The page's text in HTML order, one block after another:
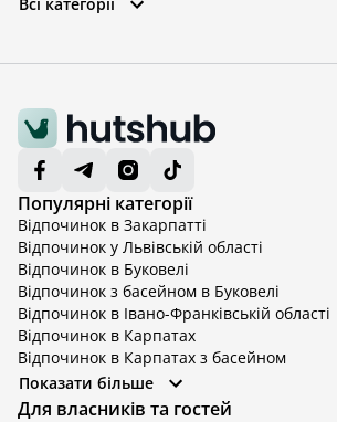
Популярні категорії
Відпочинок в Закарпатті
Відпочинок у Львівській області
Відпочинок в Буковелі
Відпочинок з басейном в Буковелі
Відпочинок в Івано-Франківській області
Відпочинок в Карпатах
Відпочинок в Карпатах з басейном
Відпочинок в Київській області
Відпочинок в Київській області з басейном
Показати більше
Для власників та гостей